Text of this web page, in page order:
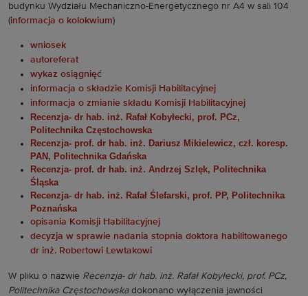
budynku Wydziału Mechaniczno-Energetycznego nr A4 w sali 104
(informacja o kolokwium)
wniosek
autoreferat
wykaz osiągnięć
informacja o składzie Komisji Habilitacyjnej
informacja o zmianie składu Komisji Habilitacyjnej
Recenzja- dr hab. inż. Rafał Kobyłecki, prof. PCz,
Politechnika Częstochowska
Recenzja- prof. dr hab. inż. Dariusz Mikielewicz, czł. koresp.
PAN, Politechnika Gdańska
Recenzja- prof. dr hab. inż. Andrzej Szlęk, Politechnika
Śląska
Recenzja- dr hab. inż. Rafał Ślefarski, prof. PP, Politechnika
Poznańska
opisania Komisji Habilitacyjnej
decyzja w sprawie nadania stopnia doktora habilitowanego
dr inż. Robertowi Lewtakowi
W pliku o nazwie Recenzja- dr hab. inż. Rafał Kobyłecki, prof. PCz,
Politechnika Częstochowska dokonano wyłączenia jawności